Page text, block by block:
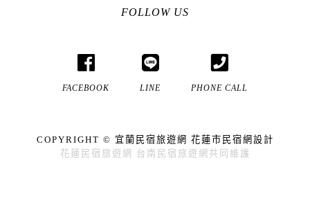
FOLLOW US
FACEBOOK LINE PHONE CALL
COPYRIGHT © 宜蘭民宿旅遊網 花蓮市民宿網設計
花蓮民宿 旅遊網 台南民宿 旅遊網共同維護